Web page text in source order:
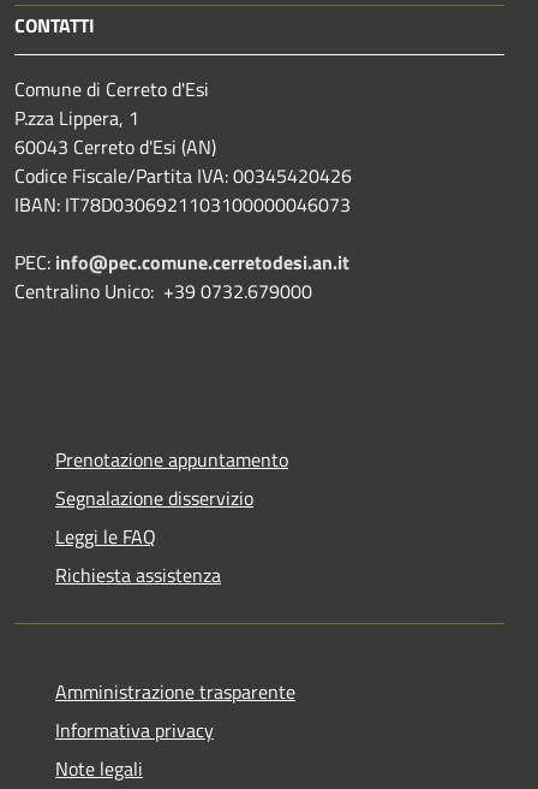
CONTATTI
Comune di Cerreto d'Esi
P.zza Lippera, 1
60043 Cerreto d'Esi (AN)
Codice Fiscale/Partita IVA: 00345420426
IBAN: IT78D0306921103100000046073
PEC: info@pec.comune.cerretodesi.an.it
Centralino Unico: +39 0732.679000
Prenotazione appuntamento
Segnalazione disservizio
Leggi le FAQ
Richiesta assistenza
Amministrazione trasparente
Informativa privacy
Note legali